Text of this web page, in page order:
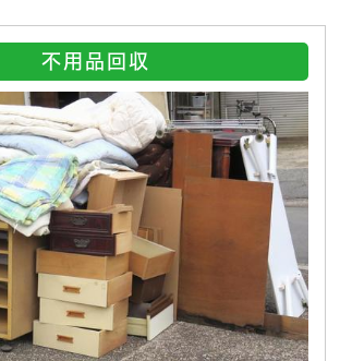
不用品回収